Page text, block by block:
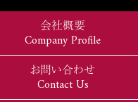
会社概要
Company Profile
お問い合わせ
Contact Us